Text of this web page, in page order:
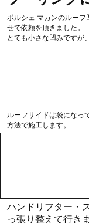
Aﾋﾟﾗｰ部の凹みは、ツー
出す施工を行います。
プーリングは、塗装面の
Mercedes-